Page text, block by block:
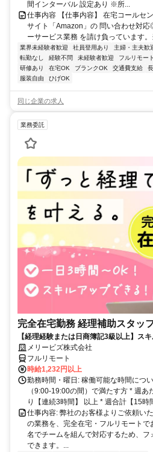
間インターバル 設定あり ※所...
仕事内容 【仕事内容】 在宅コールセ
サイト「Amazon」の 問い合わせ対
ーサービス業務 を請け負っています
業界未経験者歓迎 社員登用あり 主婦・主夫歓
転勤なし
経験不問 未経験者歓迎 フルリモート
研修あり
在宅OK ブランクOK 交通費支給
服装自由
ひげOK
同じ企業の求人
業務委託
完全在宅勤務 経理補助スタッ
【経理経験または日商簿記3級以上】ス
～。完全在宅で育児・介護中の方も大歓迎
メリービズ株式会社
フルリモート
時給1,232円以上
勤務時間・曜日: 稼働可能な時間につ
（9:00-19:00の間）で満たす方 * 週
り【連続3時間】 以上 * 週合計【15時
仕事内容: 弊社のお客様よりご依頼い
の業務を、完全在宅・フルリモート
名でチームを組んで対応するため、
できます。...